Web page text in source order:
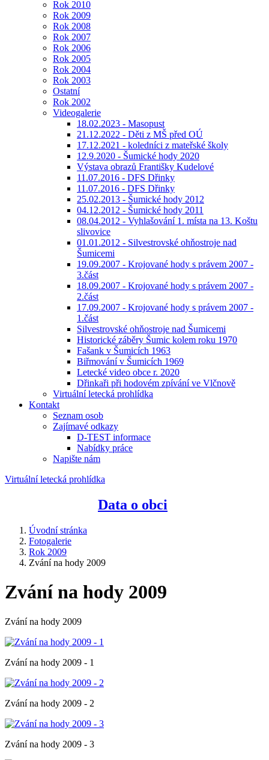
Rok 2010
Rok 2009
Rok 2008
Rok 2007
Rok 2006
Rok 2005
Rok 2004
Rok 2003
Ostatní
Rok 2002
Videogalerie
18.02.2023 - Masopust
21.12.2022 - Děti z MŠ před OÚ
17.12.2021 - koledníci z mateřské školy
12.9.2020 - Šumické hody 2020
Výstava obrazů Františky Kudelové
11.07.2016 - DFS Dřinky
11.07.2016 - DFS Dřinky
25.02.2013 - Šumické hody 2012
04.12.2012 - Šumické hody 2011
08.04.2012 - Vyhlašování 1. místa na 13. Koštu
slivovice
01.01.2012 - Silvestrovské ohňostroje nad
Šumicemi
19.09.2007 - Krojované hody s právem 2007 -
3.část
18.09.2007 - Krojované hody s právem 2007 -
2.část
17.09.2007 - Krojované hody s právem 2007 -
1.část
Silvestrovské ohňostroje nad Šumicemi
Historické záběry Šumic kolem roku 1970
Fašank v Šumicích 1963
Biřmování v Šumicích 1969
Letecké video obce r. 2020
Dřinkaři při hodovém zpívání ve Vlčnově
Virtuální letecká prohlídka
Kontakt
Seznam osob
Zajímavé odkazy
D-TEST informace
Nabídky práce
Napište nám
Virtuální letecká prohlídka
Data o obci
Úvodní stránka
Fotogalerie
Rok 2009
Zvání na hody 2009
Zvání na hody 2009
Zvání na hody 2009
Zvání na hody 2009 - 1
Zvání na hody 2009 - 2
Zvání na hody 2009 - 3